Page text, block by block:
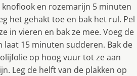
knoflook en rozemarijn 5 minuten
het gehakt toe en bak het rul. Pel
in vieren en bak ze mee. Voeg de
15 minuten sudderen. Bak de
op hoog vuur tot ze aan
Leg de helft van de plakken op